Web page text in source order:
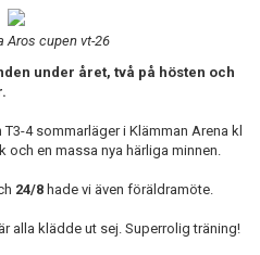
Aros cupen vt-26
under året, två på hösten och
4 sommarläger i Klämman Arena kl
och en massa nya härliga minnen.
24/8 hade vi även föräldramöte.
alla klädde ut sej. Superrolig träning!